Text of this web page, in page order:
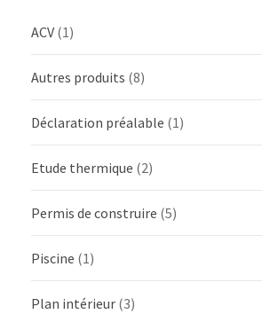
ACV (1)
Autres produits (8)
Déclaration préalable (1)
Etude thermique (2)
Permis de construire (5)
Piscine (1)
Plan intérieur (3)